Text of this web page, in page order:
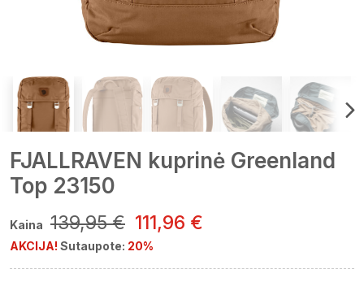
FJALLRAVEN kuprinė Greenland
Top 23150
Kaina 139,95 € 111,96 €
AKCIJA! Sutaupote: 20%